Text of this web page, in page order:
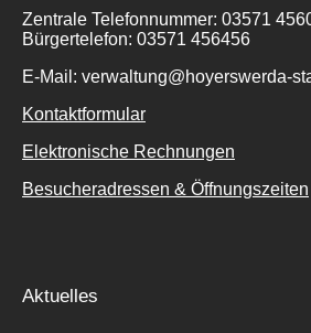
Zentrale Telefonnummer: 03571
Bürgertelefon: 03571 456456
E-Mail: verwaltung@hoyerswerda-
Kontaktformular
Elektronische Rechnungen
Besucheradressen & Öffnungszeiten
Aktuelles